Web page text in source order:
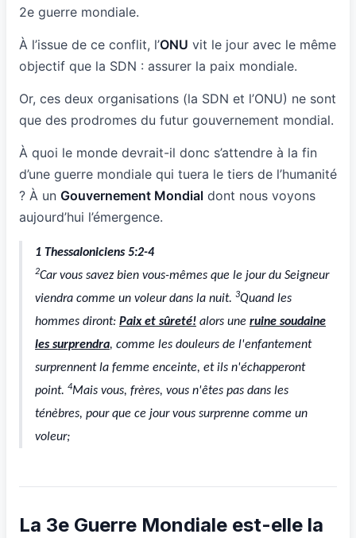
2e guerre mondiale.
À l’issue de ce conflit, l’ONU vit le jour avec le même
objectif que la SDN : assurer la paix mondiale.
Or, ces deux organisations (la SDN et l’ONU) ne sont
que des prodromes du futur gouvernement mondial.
À quoi le monde devrait-il donc s’attendre à la fin
d’une guerre mondiale qui tuera le tiers de l’humanité
? À un Gouvernement Mondial dont nous voyons
aujourd’hui l’émergence.
1 Thessaloniciens 5:2-4
2Car vous savez bien vous-mêmes que le jour du Seigneur
viendra comme un voleur dans la nuit. 3Quand les
hommes diront: Paix et sûreté! alors une ruine soudaine
les surprendra, comme les douleurs de l'enfantement
surprennent la femme enceinte, et ils n'échapperont
point. 4Mais vous, frères, vous n'êtes pas dans les
ténèbres, pour que ce jour vous surprenne comme un
voleur;
La 3e Guerre Mondiale est-elle la